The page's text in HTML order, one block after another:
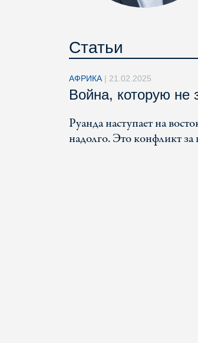
Статьи
АФРИКА | 21.02.2025
Война, которую не
Руанда наступает на
надолго. Это конфликт за